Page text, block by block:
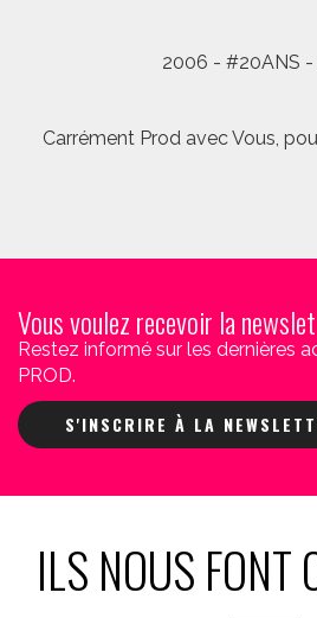
2006 - #20ANS -
Carrément Prod avec Vous,
Vous voulez recevoir la
Restez informé sur les dernières
PROD.
S'INSCRIRE À LA
ILS NOUS FONT